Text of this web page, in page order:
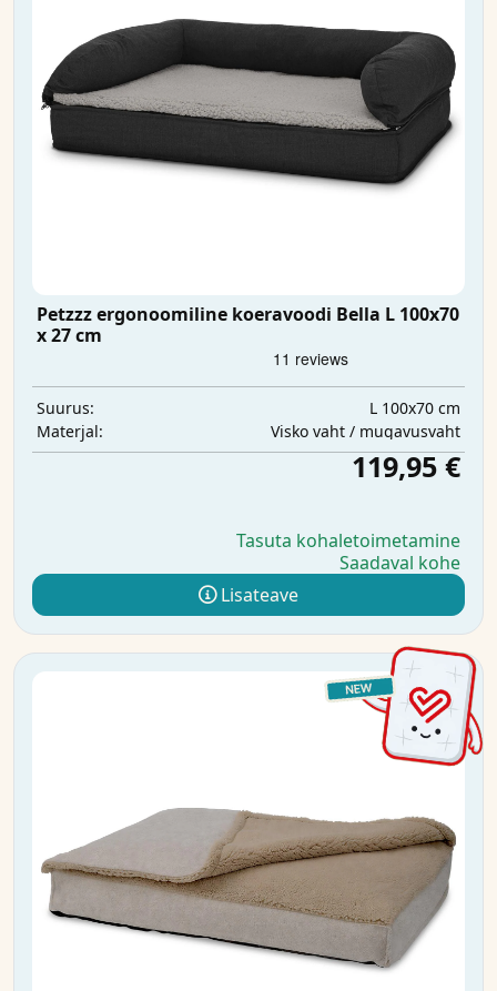
Petzzz ergonoomiline koeravoodi Bella L 100x70
x 27 cm
Suurus:
L 100x70 cm
Materjal:
Visko vaht / mugavusvaht
119,95 €
Tasuta kohaletoimetamine
Saadaval kohe
Lisateave